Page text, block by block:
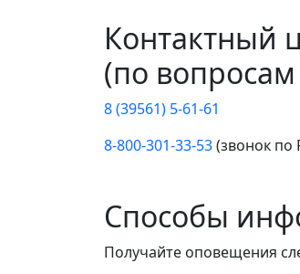
Контактный
(по
8 (39561) 5-61-61
8-800-301-33-53(звонок по
Способы
Получайте оповещения